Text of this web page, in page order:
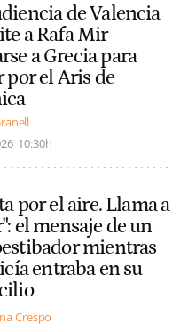
de Valencia
a Rafa Mir
a Grecia para
por el Aris de
10:30h
por el aire. Llama a
el mensaje de un
mientras
entraba en su
Crespo